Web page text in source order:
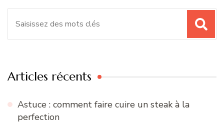
Articles récents
Astuce : comment faire cuire un steak à la
perfection